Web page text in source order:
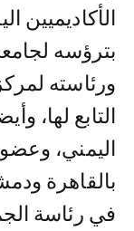
الأكاديميين
ورئاسته
التابع لها،
اليمني،
بالقاهرة
في رئاسة